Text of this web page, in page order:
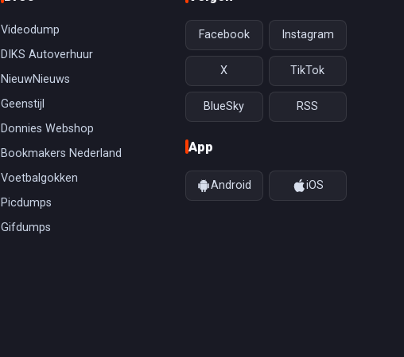
Videodump
DIKS Autoverhuur
NieuwNieuws
Geenstijl
Donnies Webshop
Bookmakers Nederland
Voetbalgokken
Picdumps
Gifdumps
Facebook Instagram
X TikTok
BlueSky RSS
App
Android iOS